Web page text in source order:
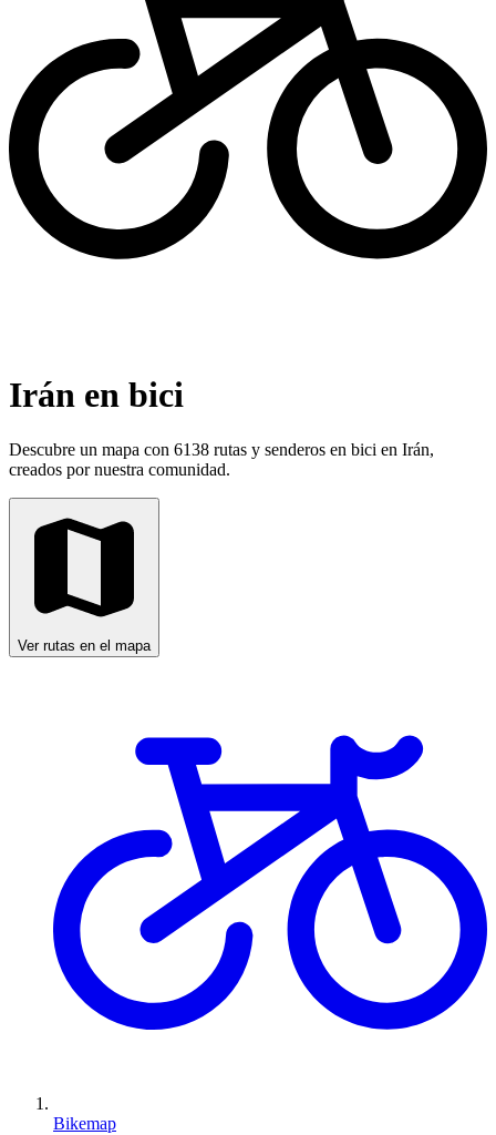
Irán en bici
Descubre un mapa con 6138 rutas y senderos en bici en Irán,
creados por nuestra comunidad.
Ver rutas en el mapa
Bikemap